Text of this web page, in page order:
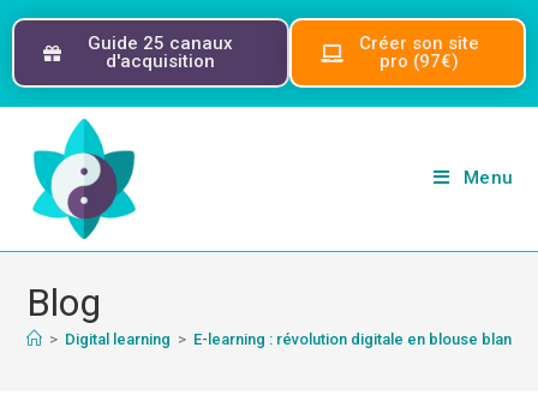
Guide 25 canaux
d'acquisition
Créer son site
pro (97€)
Menu
Blog
> Digital learning > E-learning : révolution digitale en blouse